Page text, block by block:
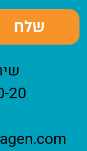
20